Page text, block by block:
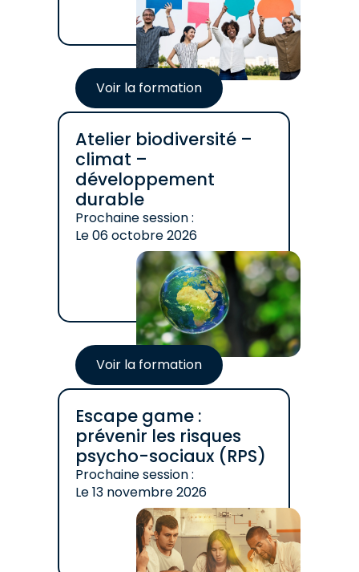
Voir la formation
Atelier biodiversité –
climat –
développement
durable
Prochaine session :
Le06 octobre 2026
Voir la formation
Escape game :
prévenir les risques
psycho-sociaux (RPS)
Prochaine session :
Le13 novembre 2026